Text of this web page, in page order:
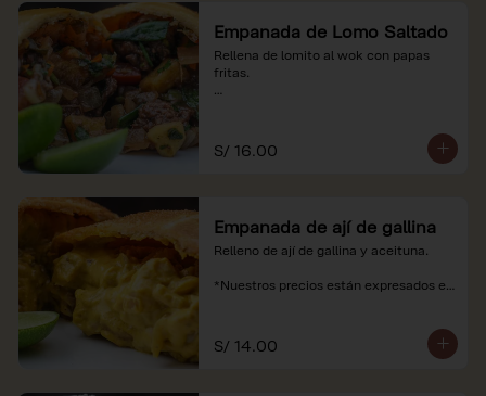
Empanada de Lomo Saltado
Rellena de lomito al wok con papas
fritas.
S/ 16.00
Empanada de ají de gallina
Relleno de ají de gallina y aceituna.
*Nuestros precios están expresados en
S/ 14.00